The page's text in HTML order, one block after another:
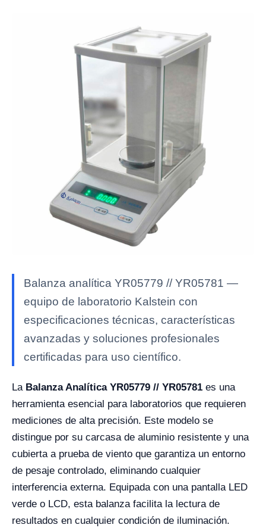
Balanza analítica YR05779 // YR05781 —
equipo de laboratorio Kalstein con
especificaciones técnicas, características
avanzadas y soluciones profesionales
certificadas para uso científico.
La Balanza Analítica YR05779 // YR05781 es una
herramienta esencial para laboratorios que requieren
mediciones de alta precisión. Este modelo se
distingue por su carcasa de aluminio resistente y una
cubierta a prueba de viento que garantiza un entorno
de pesaje controlado, eliminando cualquier
interferencia externa. Equipada con una pantalla LED
verde o LCD, esta balanza facilita la lectura de
resultados en cualquier condición de iluminación.